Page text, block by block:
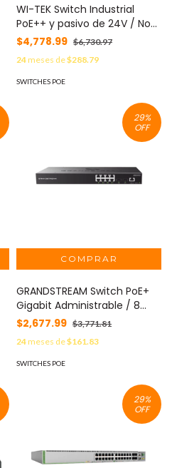
WI-TEK Switch Industrial
PoE++ y pasivo de 24V / No
administrable / Con 8
puertos Gigabit + 2 SFP
combo / Presupuesto 300W
MOD: WI-PS310GF-I-V2
$4,778.99 $6,730.97
24meses de$288.79
SWITCHES POE
29%
OFF
GRANDSTREAM Switch PoE+
Gigabit Administrable / 8
puertos 10/100/1000 Mbps + 2
Puertos SFP Uplink / Hasta
120W / Compatible con GWN
Cloud. MOD: GWN7801P
$2,677.99 $3,771.81
24meses de$161.83
SWITCHES POE
29%
OFF